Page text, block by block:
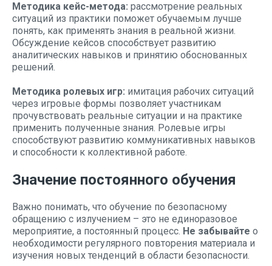
Методика кейс-метода: рассмотрение реальных
ситуаций из практики поможет обучаемым лучше
понять, как применять знания в реальной жизни.
Обсуждение кейсов способствует развитию
аналитических навыков и принятию обоснованных
решений.
Методика ролевых игр: имитация рабочих ситуаций
через игровые формы позволяет участникам
прочувствовать реальные ситуации и на практике
применить полученные знания. Ролевые игры
способствуют развитию коммуникативных навыков
и способности к коллективной работе.
Значение постоянного обучения
Важно понимать, что обучение по безопасному
обращению с излучением – это не единоразовое
мероприятие, а постоянный процесс. Не забывайте о
необходимости регулярного повторения материала и
изучения новых тенденций в области безопасности.